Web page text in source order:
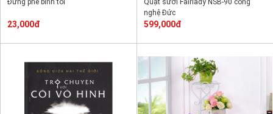
Đừng phê bình tôi
23,000đ
Quạt sưởi Fairlady NSB-90 công
nghệ Đức
599,000đ